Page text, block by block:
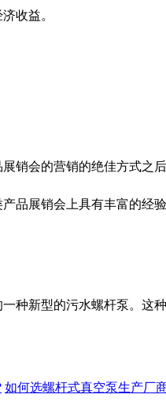
收益。
会的营销的绝佳方式之后
品展销会上具有丰富的经
种新型的污水螺杆泵。这
如何选螺杆式真空泵生产厂